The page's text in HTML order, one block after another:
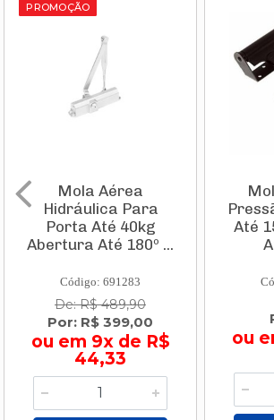
PROMOÇÃO
Mola Aérea
Hidráulica Para
Porta Até 40kg
Abertura Até 180º ...
Código: 691283
De: R$ 489,90
Por: R$ 399,00
ou em 9x de R$
44,33
Até
ou